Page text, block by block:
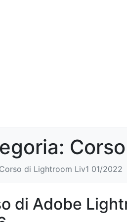
Corso di Lightroom Liv1 01/2022
di Adobe